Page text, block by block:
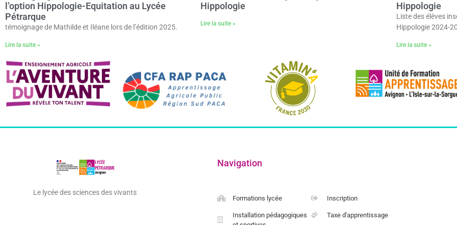
l’option Hippologie-Equitation au Lycée
Pétrarque
témoignage de Mathilde et Iléane lors de l’édition 2025.
Lire la suite »
Hippologie
Lire la suite »
Hippologie
Liste des élèves
Hippologie 2024-
Lire la suite »
Le lycée des sciences des vivants
Navigation
Formations lycée
Installation pédagogiques
Inscription
Taxe d'apprentissage